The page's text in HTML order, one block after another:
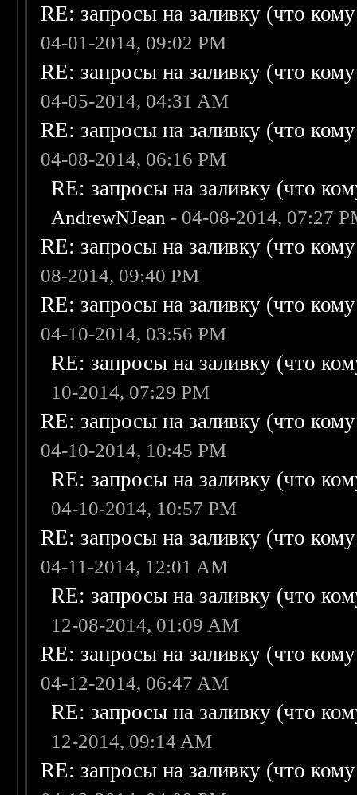
RE: запросы на заливку (что
04-01-2014, 09:02 PM
RE: запросы на заливку (что
04-05-2014, 04:31 AM
RE: запросы на заливку (что
04-08-2014, 06:16 PM
RE: запросы на заливку (что
AndrewNJean - 04-08-2014, 07:27
RE: запросы на заливку (что
08-2014, 09:40 PM
RE: запросы на заливку (что
04-10-2014, 03:56 PM
RE: запросы на заливку (что
10-2014, 07:29 PM
RE: запросы на заливку (что
04-10-2014, 10:45 PM
RE: запросы на заливку (что
04-10-2014, 10:57 PM
RE: запросы на заливку (что
04-11-2014, 12:01 AM
RE: запросы на заливку (что
12-08-2014, 01:09 AM
RE: запросы на заливку (что
04-12-2014, 06:47 AM
RE: запросы на заливку (что
12-2014, 09:14 AM
RE: запросы на заливку (что